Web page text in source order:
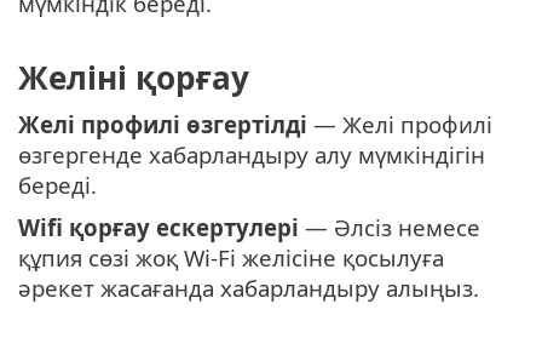
Желіні қорғау
Желі профилі өзгертілді — Желі профилі
өзгергенде хабарландыру алу мүмкіндігін
береді.
Wifi қорғау ескертулері — Әлсіз немесе
құпия сөзі жоқ Wi-Fi желісіне қосылуға
әрекет жасағанда хабарландыру алыңыз.